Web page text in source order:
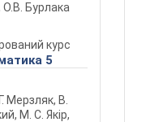
О.В. Бурлака
курс
5
Мерзляк, В.
М. С. Якір,